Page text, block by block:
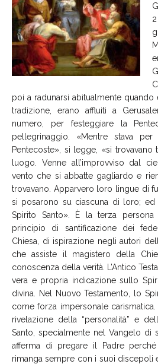
poi a radunarsi abitualmente
tradizione, erano affluiti a
numero, per festeggiare la
pellegrinaggio. «Mentre stava
Pentecoste», si legge, «si trovavano
luogo. Venne all’improvviso dal
vento che si abbatte gagliardo e
trovavano. Apparvero loro lingue di
si posarono su ciascuna di loro;
Spirito Santo». È la terza persona
principio di santificazione dei
Chiesa, di ispirazione negli autori
che assiste il magistero della
conoscenza della verità. L’Antico
vera e propria indicazione sullo
divina. Nel Nuovo Testamento, lo
come forza impersonale
rivelazione della “personalità” e
Santo, specialmente nel Vangelo di
afferma di pregare il Padre
rimanga sempre con i suoi discepoli